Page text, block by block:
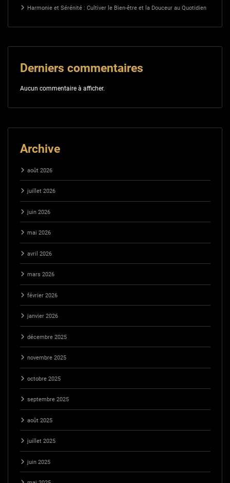
Harmonie et Sérénité : Cultiver le Bien-être et la Douceur au Quotidien
Derniers commentaires
Aucun commentaire à afficher.
Archive
août 2026
juillet 2026
juin 2026
mai 2026
avril 2026
mars 2026
février 2026
janvier 2026
décembre 2025
novembre 2025
octobre 2025
septembre 2025
août 2025
juillet 2025
juin 2025